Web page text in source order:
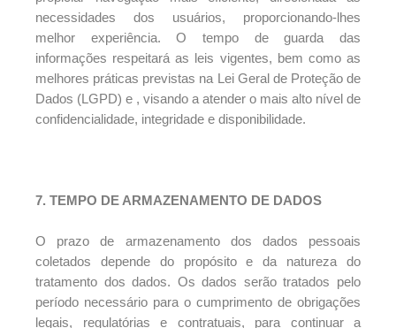
necessidades dos usuários, proporcionando-lhes
melhor experiência. O tempo de guarda das
informações respeitará as leis vigentes, bem como as
melhores práticas previstas na Lei Geral de Proteção de
Dados (LGPD) e , visando a atender o mais alto nível de
confidencialidade, integridade e disponibilidade.
7. TEMPO DE ARMAZENAMENTO DE DADOS
O prazo de armazenamento dos dados pessoais
coletados depende do propósito e da natureza do
tratamento dos dados. Os dados serão tratados pelo
período necessário para o cumprimento de obrigações
legais, regulatórias e contratuais, para continuar a